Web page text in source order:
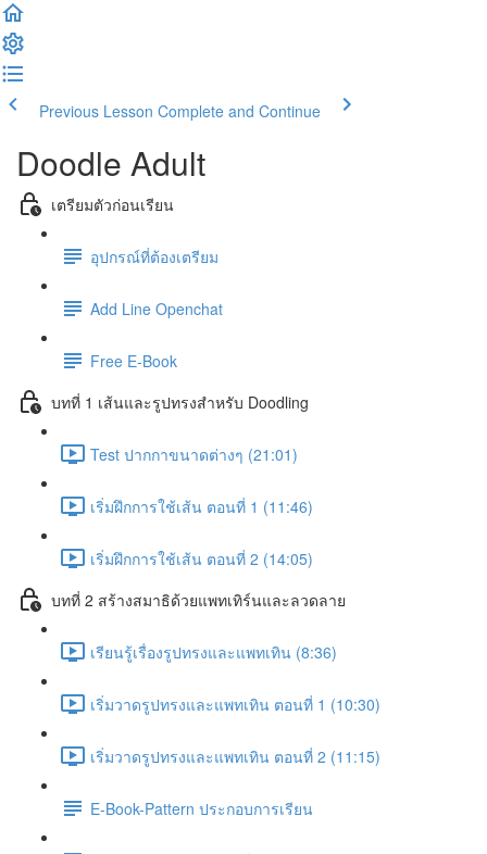
Previous Lesson Complete and Continue
Doodle Adult
เตรียมตัวก่อนเรียน
อุปกรณ์ที่ต้องเตรียม
Add Line Openchat
Free E-Book
บทที่ 1 เส้นและรูปทรงสำหรับ Doodling
Test ปากกาขนาดต่างๆ (21:01)
เริ่มฝึกการใช้เส้น ตอนที่ 1 (11:46)
เริ่มฝึกการใช้เส้น ตอนที่ 2 (14:05)
บทที่ 2 สร้างสมาธิด้วยแพทเทิร์นและลวดลาย
เรียนรู้เรื่องรูปทรงและแพทเทิน (8:36)
เริ่มวาดรูปทรงและแพทเทิน ตอนที่ 1 (10:30)
เริ่มวาดรูปทรงและแพทเทิน ตอนที่ 2 (11:15)
E-Book-Pattern ประกอบการเรียน